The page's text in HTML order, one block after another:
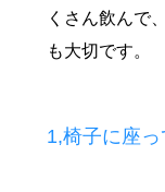
くさん飲んで
も大切です。
1,椅子に座っ